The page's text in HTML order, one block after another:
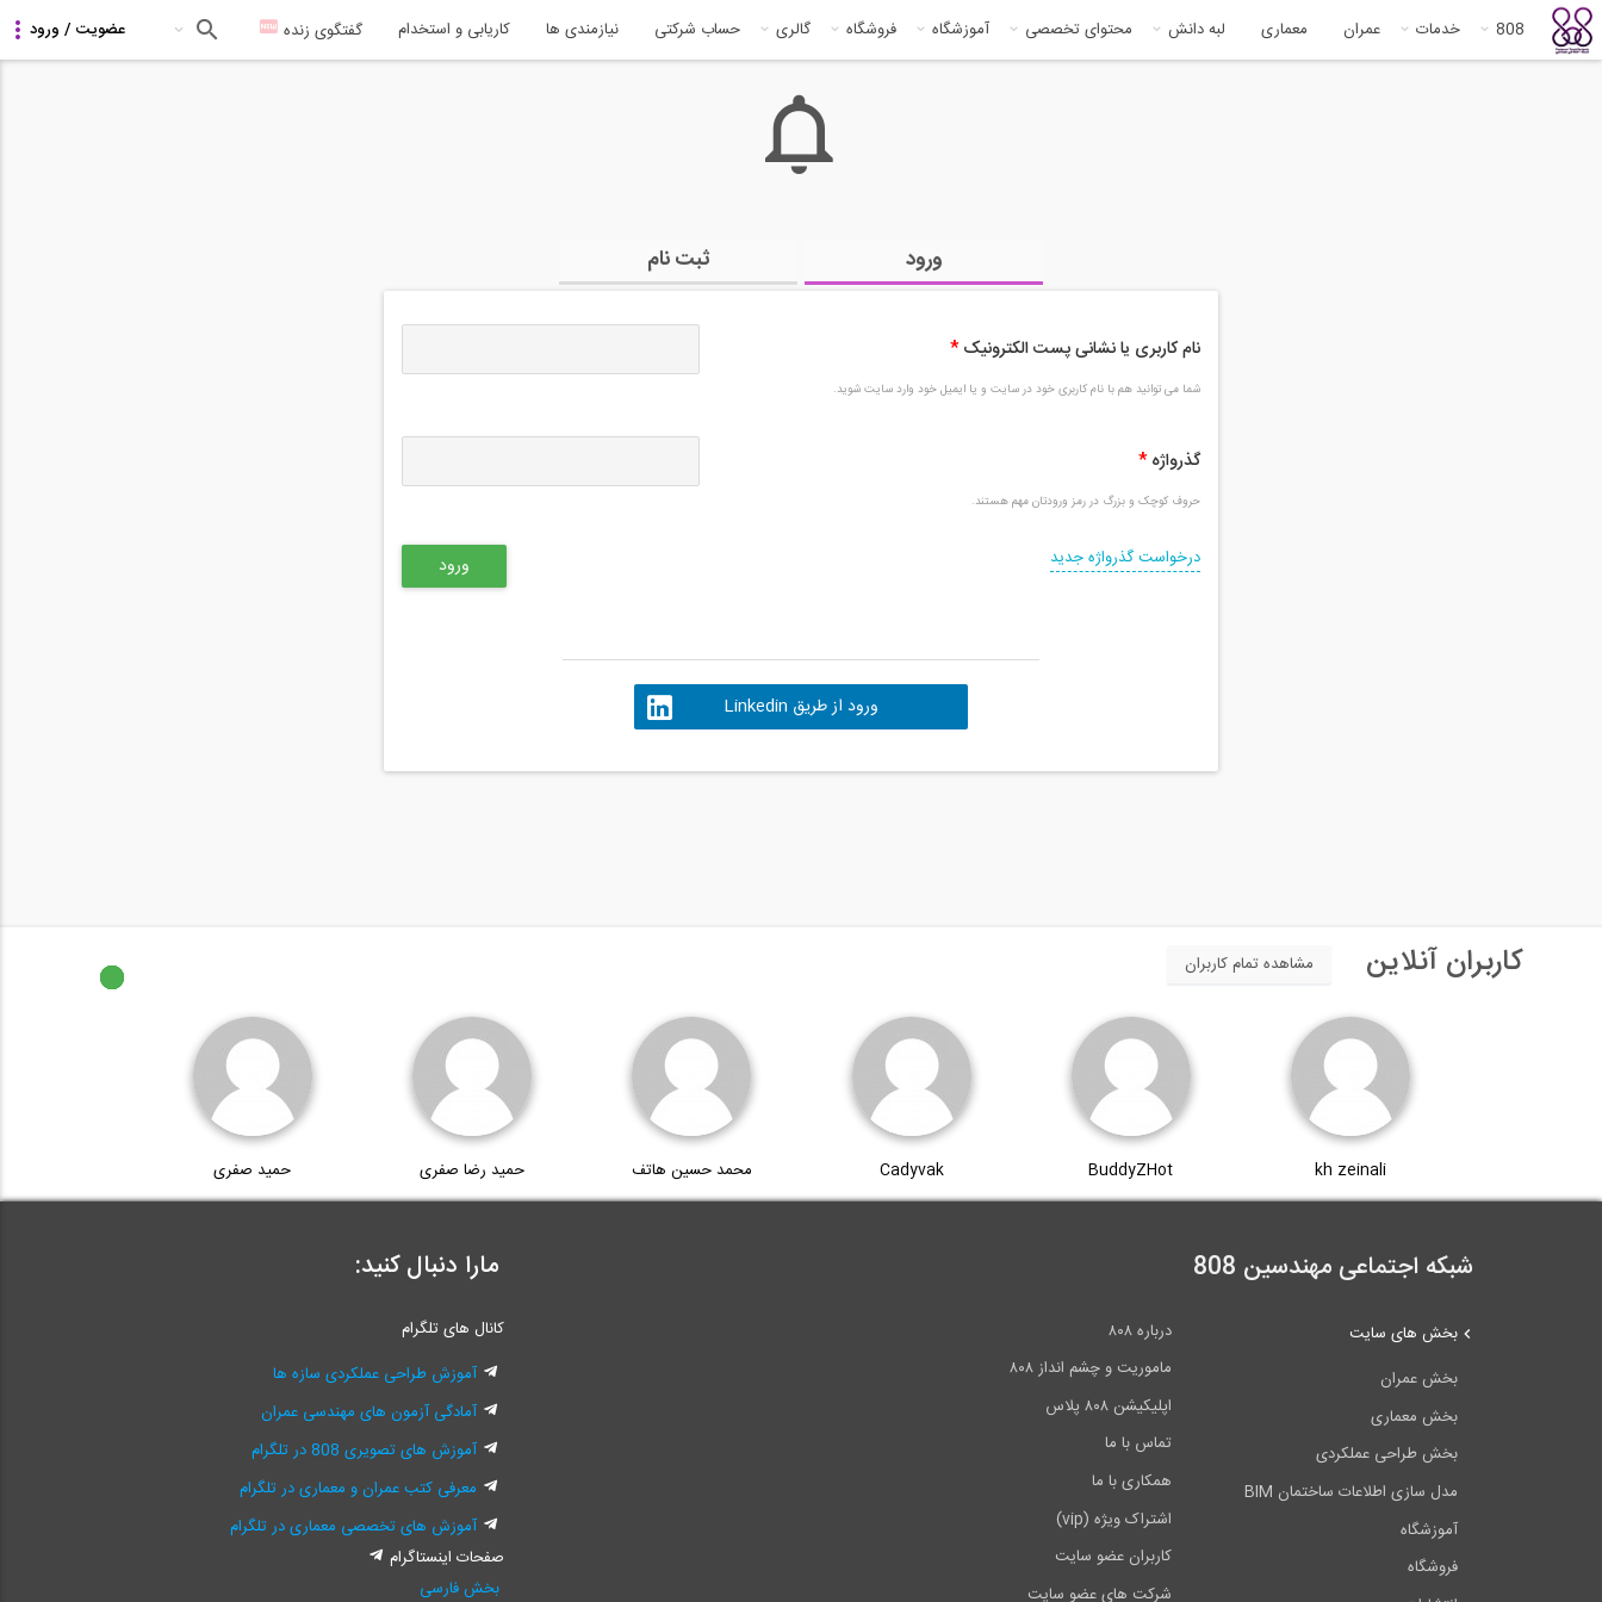
808 خدمات عمران معماری لبه دانش محتوای تخصصی آموزشگاه فروشگاه گالری حساب شرکتی نیازمندی ها کاریابی و استخدام گفتگوی زنده
ورود ثبت نام
نام کاربری یا نشانی پست الکترونیک *
شما می توانید هم با نام کاربری خود در سایت و یا ایمیل خود وارد سایت شوید.
گذرواژه *
حروف کوچک و بزرگ در رمز ورودتان مهم هستند.
درخواست گذرواژه جدید
ورود از طریق Linkedin
کاربران آنلاین مشاهده تمام کاربران
kh zeinali
BuddyZHot
Cadyvak محمد حسین هاتف حمید رضا صفری حمید صفری
شبکه اجتماعی مهندسین 808
درباره ۸۰۸
ماموریت و چشم انداز ۸۰۸
اپلیکیشن ۸۰۸ پلاس
تماس با ما
همکاری با ما
اشتراک ویژه (vip)
کاربران عضو سایت
شرکت های عضو سایت
بخش های سایت
بخش عمران
بخش معماری
بخش طراحی عملکردی
مدل سازی اطلاعات ساختمان BIM
آموزشگاه
فروشگاه
مارا دنبال کنید:
کانال های تلگرام
آموزش طراحی عملکردی سازه ها
آمادگی آزمون های مهندسی عمران
آموزش های تصویری 808 در تلگرام
معرفی کتب عمران و معماری در تلگرام
آموزش های تخصصی معماری در تلگرام
صفحات اینستاگرام
بخش فارسی